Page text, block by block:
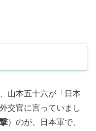
山本五十六が「日本
交官に言っていまし
）のが、日本軍で、